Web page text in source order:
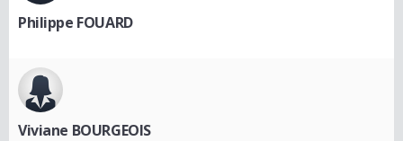
Philippe FOUARD
Viviane BOURGEOIS